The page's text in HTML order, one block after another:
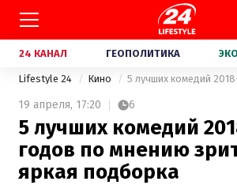
24 КАНАЛ ГЕОПОЛИТИКА
Lifestyle 24 Кино
19 апреля, 17:20 6
5 лучших комедий
годов по мнению
яркая подборка